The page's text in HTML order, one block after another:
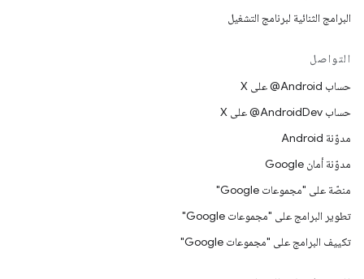
البرامج الثنائية لبرنامج التشغيل
التواصل
حساب ‎@Android على X
حساب ‎@AndroidDev على X
مدوّنة Android
مدوّنة أمان Google
منصّة على "مجموعات Google"
تطوير البرامج على "مجموعات Google"
تكييف البرامج على "مجموعات Google"